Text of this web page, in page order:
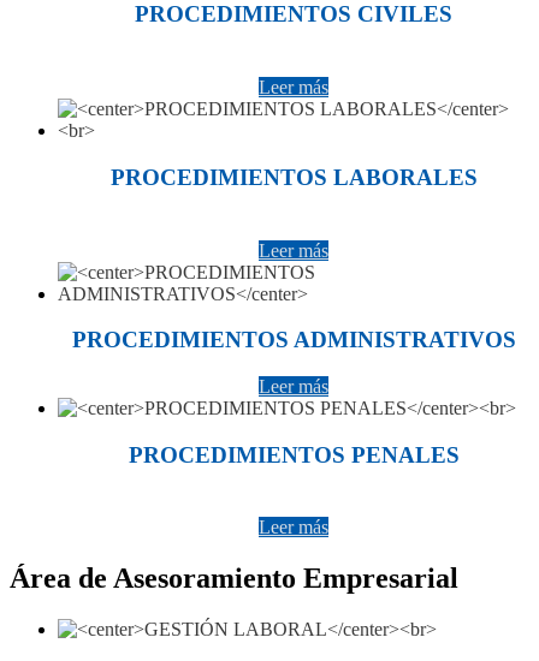
PROCEDIMIENTOS CIVILES
Leer más
PROCEDIMIENTOS LABORALES
Leer más
PROCEDIMIENTOS ADMINISTRATIVOS
Leer más
PROCEDIMIENTOS PENALES
Leer más
Área de Asesoramiento Empresarial